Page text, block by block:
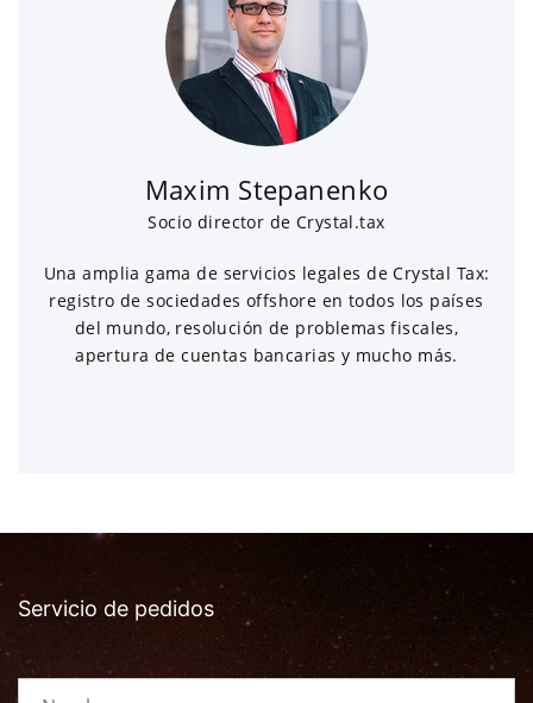
Maxim Stepanenko
Socio director de Crystal.tax
Una amplia gama de servicios legales de Crystal Tax:
registro de sociedades offshore en todos los países
del mundo, resolución de problemas fiscales,
apertura de cuentas bancarias y mucho más.
Servicio de pedidos